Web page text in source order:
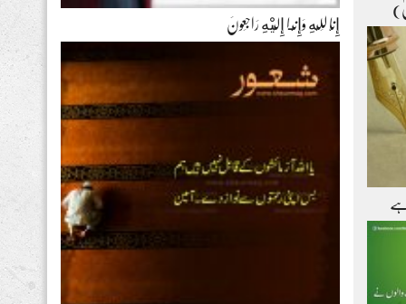
إِنَّا لِلّهِ وَإِنَّـا إِلَيْهِ رَاجِعونَ